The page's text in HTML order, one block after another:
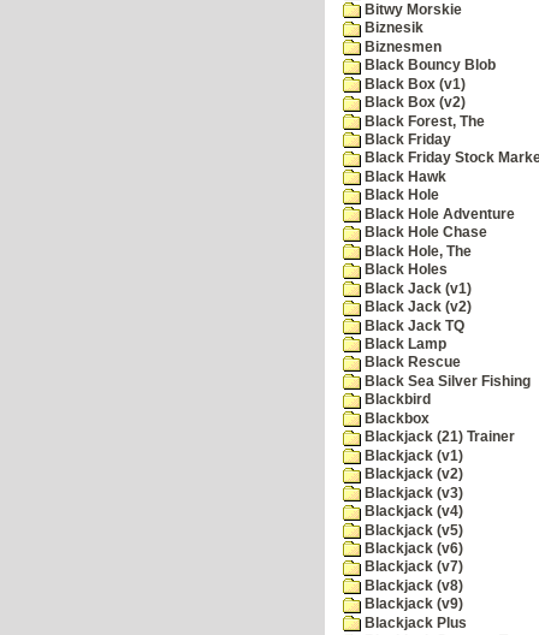
Bitwy Morskie
Biznesik
Biznesmen
Black Bouncy Blob
Black Box (v1)
Black Box (v2)
Black Forest, The
Black Friday
Black Friday Stock
Black Hawk
Black Hole
Black Hole Adventure
Black Hole Chase
Black Hole, The
Black Holes
Black Jack (v1)
Black Jack (v2)
Black Jack TQ
Black Lamp
Black Rescue
Black Sea Silver Fishing
Blackbird
Blackbox
Blackjack (21) Trainer
Blackjack (v1)
Blackjack (v2)
Blackjack (v3)
Blackjack (v4)
Blackjack (v5)
Blackjack (v6)
Blackjack (v7)
Blackjack (v8)
Blackjack (v9)
Blackjack Plus